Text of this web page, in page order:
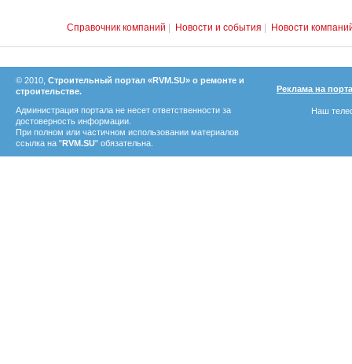
Справочник компаний Новости и события Новости
© 2010, Строительный портал «RVM.SU» о ремонте и
строительстве.
Администрация портала не несет ответственности за
достоверность информации.
При полном или частичном использовании материалов
ссылка на "RVM.SU" обязательна.
Реклама на
Наш